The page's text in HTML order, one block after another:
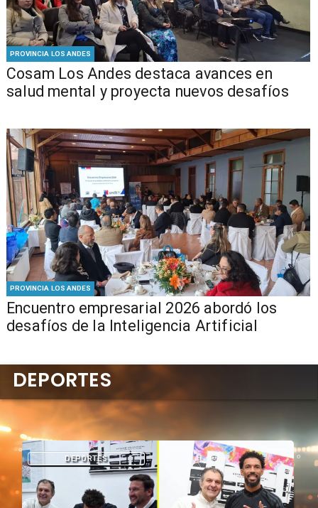
PROVINCIA LOS ANDES
Cosam Los Andes destaca avances en
salud mental y proyecta nuevos desafíos
PROVINCIA LOS ANDES
Encuentro empresarial 2026 abordó los
desafíos de la Inteligencia Artificial
DEPORTES
DEPORTES